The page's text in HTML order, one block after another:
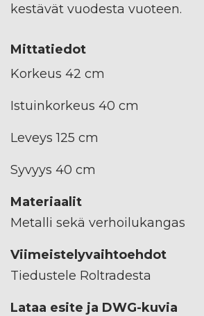
kestävät vuodesta vuoteen.
Mittatiedot
Korkeus 42 cm
Istuinkorkeus 40 cm
Leveys 125 cm
Syvyys 40 cm
Materiaalit
Metalli sekä verhoilukangas
Viimeistelyvaihtoehdot
Tiedustele Roltradesta
Lataa esite ja DWG-kuvia